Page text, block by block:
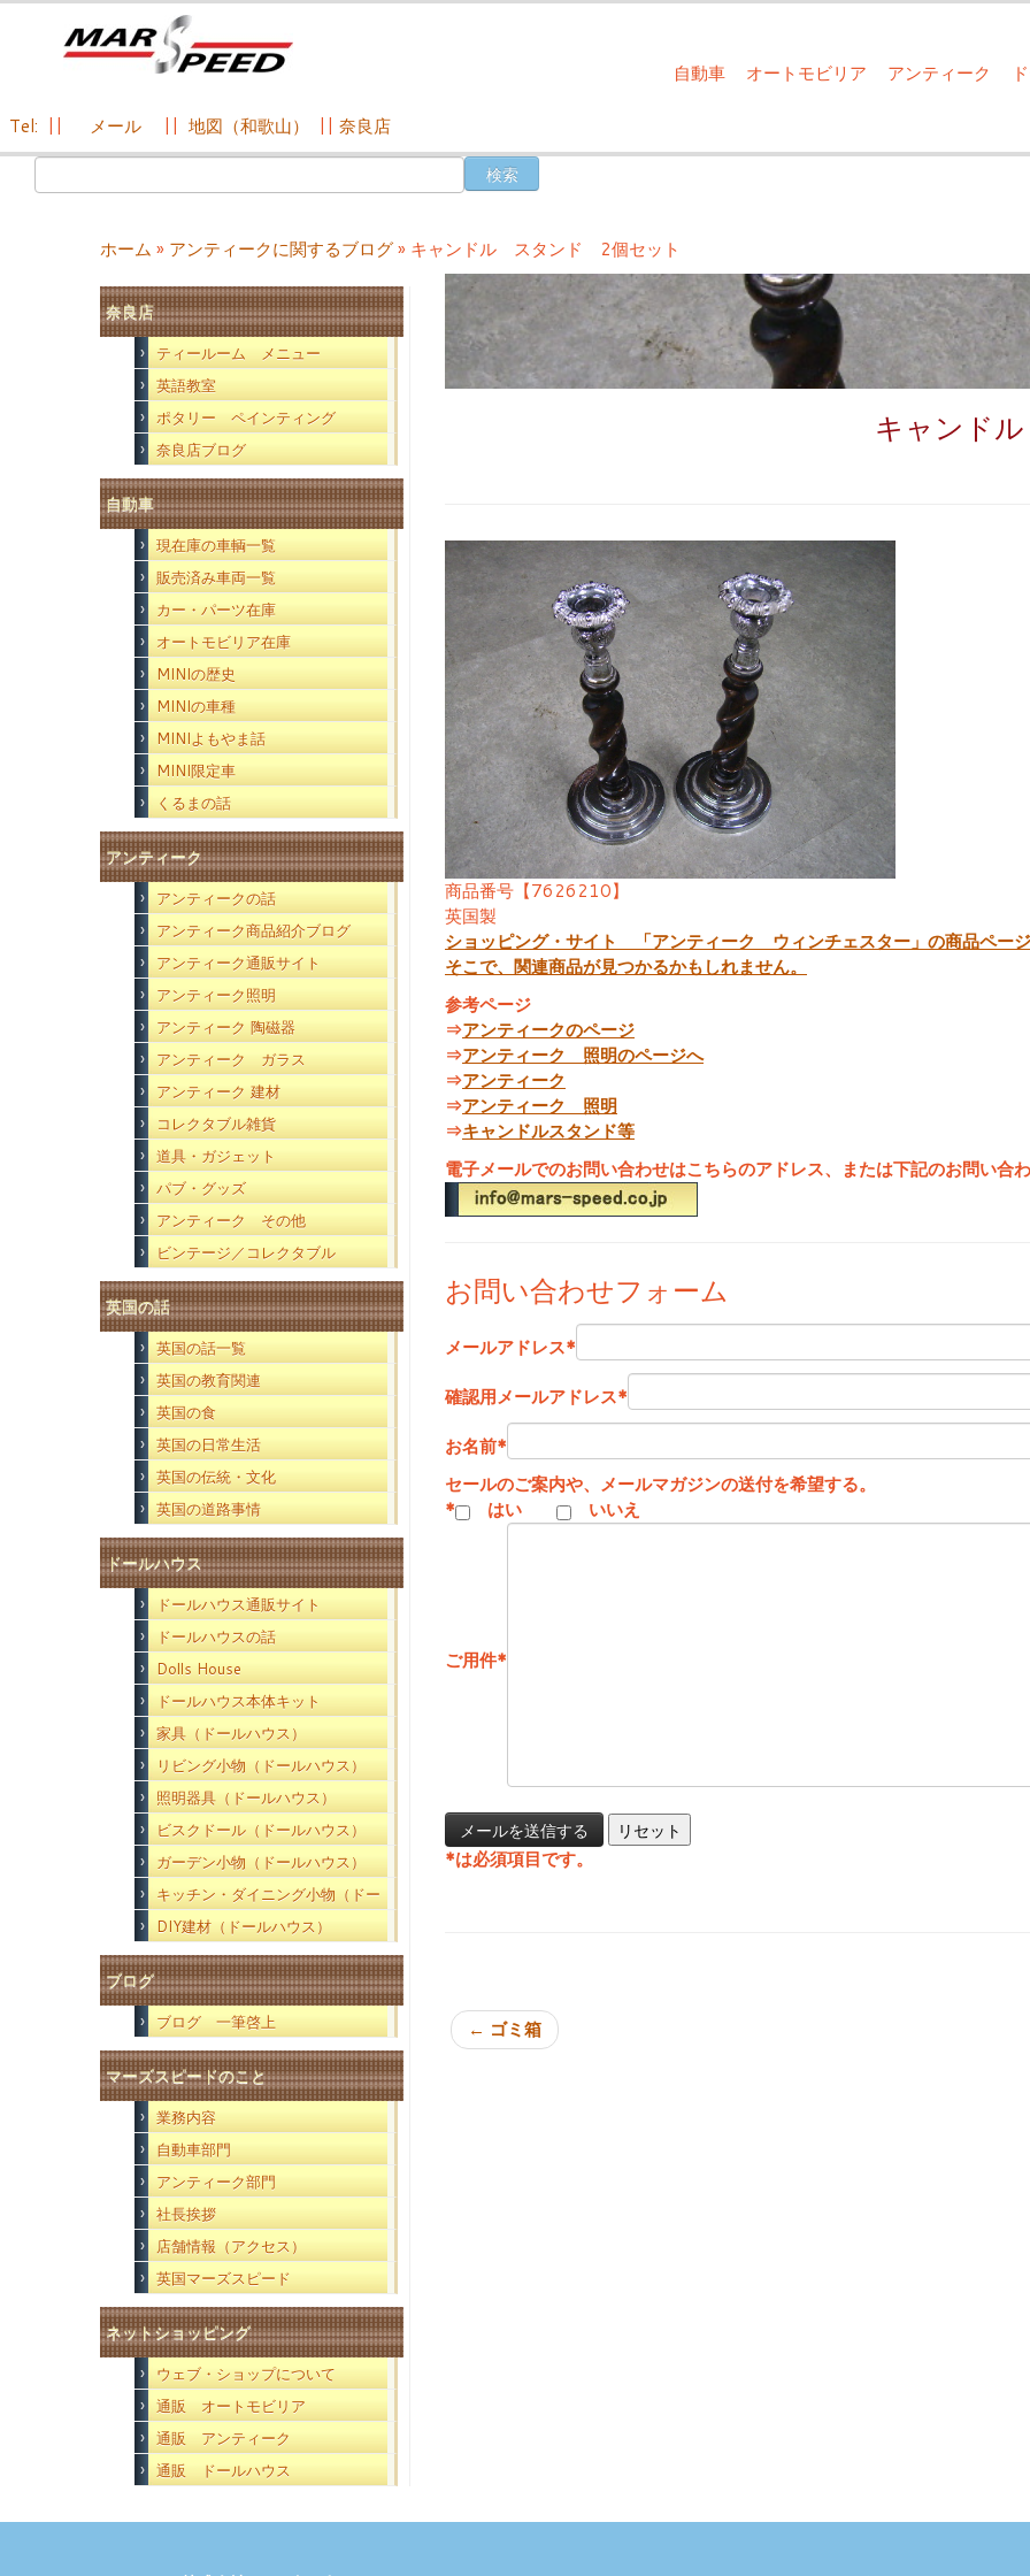
自動車 オートモビリア アンティーク
Tel: メール 地図（和歌山） 奈良店
索:
ホーム » アンティークに関するブログ» キャンドル スタンド 2個セット
奈良店
ティールーム メニュー
英語教室
ポタリー ペインティング
奈良店ブログ
自動車
現在庫の車輌一覧
販売済み車両一覧
カー・パーツ在庫
オートモビリア在庫
MINIの歴史
MINIの車種
MINIよもやま話
MINI限定車
くるまの話
アンティーク
アンティークの話
アンティーク商品紹介ブログ
アンティーク通販サイト
アンティーク照明
アンティーク 陶磁器
アンティーク ガラス
アンティーク 建材
コレクタブル雑貨
道具・ガジェット
パブ・グッズ
アンティーク その他
ビンテージ／コレクタブル
英国の話
英国の話一覧
英国の教育関連
英国の食
英国の日常生活
英国の伝統・文化
英国の道路事情
ドールハウス
ドールハウス通販サイト
ドールハウスの話
Dolls House
ドールハウス本体キット
家具（ドールハウス）
リビング小物（ドールハウス）
照明器具（ドールハウス）
ビスクドール（ドールハウス）
ガーデン小物（ドールハウス）
キッチン・ダイニング小物（ドー
ルハウス）
DIY建材（ドールハウス）
ブログ
ブログ 一筆啓上
マーズスピードのこと
業務内容
自動車部門
アンティーク部門
社長挨拶
店舗情報（アクセス）
英国マーズスピード
ネットショッピング
ウェブ・ショップについて
通販 オートモビリア
通販 アンティーク
通販 ドールハウス
キャンド
商品番号【7626210】
英国製
ショッピング・サイト 「アンティーク ウィンチェスター」の商品ページ
そこで、関連商品が見つかるかもしれません。
参考ページ
⇒アンティークのページ
⇒アンティーク 照明のページへ
⇒アンティーク
⇒アンティーク 照明
⇒キャンドルスタンド等
電子メールでのお問い合わせはこちらのアドレス、または下記のお問い合
お問い合わせフォーム
メールアドレス*
確認用メールアドレス*
お名前*
セールのご案内や、メールマガジンの送付を希望する。
*
はい いいえ
ご用件*
*は必須項目です。
← ゴミ箱